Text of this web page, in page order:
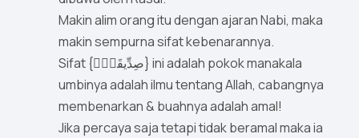
Makin alim orang itu dengan ajaran Nabi, maka
makin sempurna sifat kebenarannya.
Sifat {صِدِّيقَةٌۭ} ini adalah pokok manakala
umbinya adalah ilmu tentang Allah, cabangnya
membenarkan & buahnya adalah amal!
Jika percaya saja tetapi tidak beramal maka ia